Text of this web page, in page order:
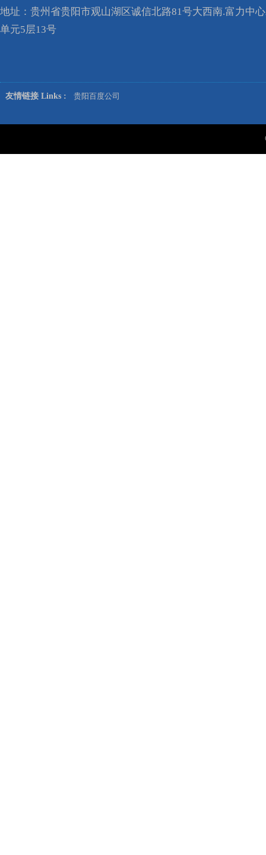
地址：贵州省贵阳市观山湖区诚信北路81号大西南.富力中
单元5层13号
友情链接 Links : 贵阳百度公司